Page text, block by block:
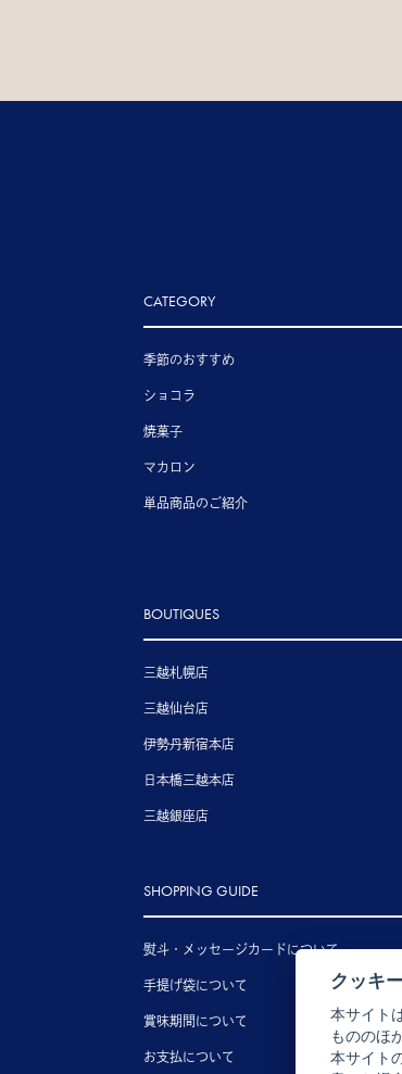
CATEGORY
季節のおすすめ
ショコラ
焼菓子
マカロン
単品商品のご紹介
BOUTIQUES
三越札幌店
三越仙台店
伊勢丹新宿本店
日本橋三越本店
三越銀座店
SHOPPING GUIDE
熨斗・メッセージカードについて
手提げ袋について
賞味期間について
お支払について
クッキ
本サイト
もののほ
本サイト